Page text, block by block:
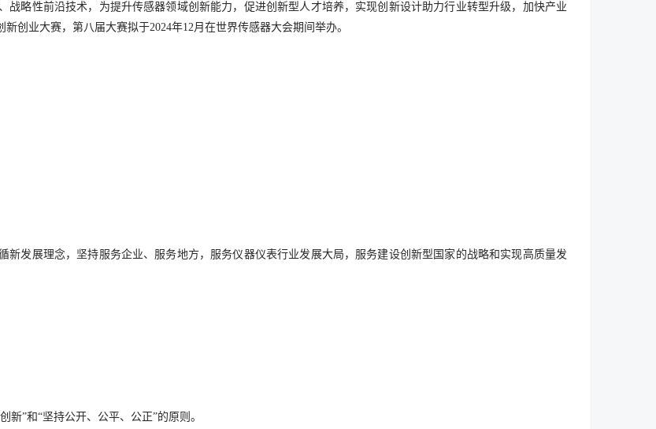
战略性前沿技术，为提升传感器领域创新能力，促进创新型人才培养，实现创新设计助力行业转型升级，加快产业
创业大赛，第八届大赛拟于2024年12月在世界传感器大会期间举办。
新发展理念，坚持服务企业、服务地方，服务仪器仪表行业发展大局，服务建设创新型国家的战略和实现高质量发
”和“坚持公开、公平、公正”的原则。